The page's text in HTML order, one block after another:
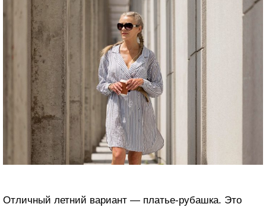
Отличный летний вариант — платье-рубашка. Это